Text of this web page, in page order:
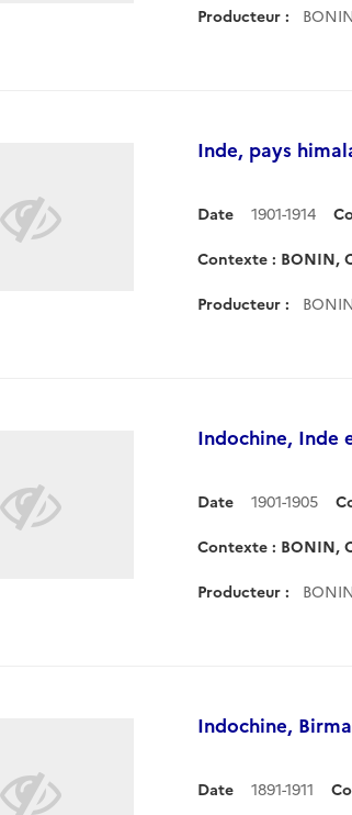
Producteur :
Inde, pays
Date 1901-1914
Contexte : BONIN,
Producteur :
Indochine, Inde
Date 1901-1905
Contexte : BONIN,
Producteur :
Indochine,
Date 1891-1911